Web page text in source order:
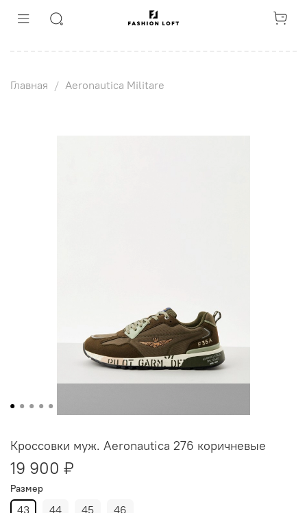
Главная Aeronautica Militare
Кроссовки муж. Aeronautica 276 коричневые
19 900 ₽
Размер
43 44 45 46